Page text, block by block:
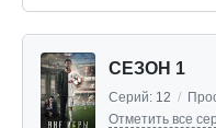
СЕЗОН 1
Серий: 12 /
Отметить все